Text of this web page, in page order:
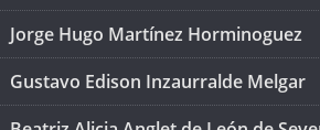
Jorge Hugo Martínez Horminoguez
Gustavo Edison Inzaurralde Melgar